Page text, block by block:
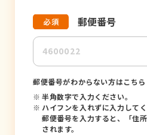
郵便番号
郵便番号がわからない方はこちら
※ 半角数字で入力ください。
※ ハイフンを入れずに入力してく
郵便番号を入力すると、「住
されます。